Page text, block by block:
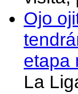
Ojo
etapa
La